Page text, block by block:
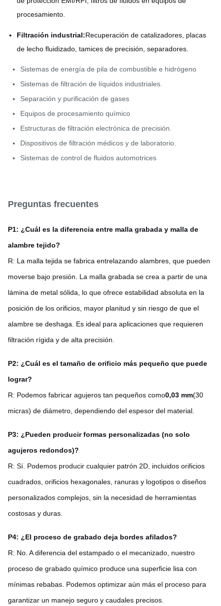
procesamiento.
Filtración industrial:Recuperación de catalizadores, placas
de lecho fluidizado, tamices de precisión, separadores.
Sistemas de energía de pila de combustible e hidrógeno
Sistemas de filtración de líquidos industriales.
Separación y purificación de gases
Equipos de procesamiento químico
Estructuras de filtración electrónica de precisión.
Dispositivos de filtración médicos y de laboratorio.
Sistemas de control de fluidos automotrices
Preguntas frecuentes
P1: ¿Cuál es la diferencia entre malla grabada y malla de
alambre tejido?
R: La malla tejida se fabrica entrelazando alambres, que pueden
moverse bajo presión. La malla grabada se crea a partir de una
lámina de metal sólida, lo que ofrece estabilidad absoluta en la
posición de los orificios, mayor planitud y sin riesgo de que el
alambre se deshaga. Es ideal para aplicaciones que requieren
filtración rígida y de alta precisión.
P2: ¿Cuál es el tamaño de orificio más pequeño que puede
lograr?
R: Podemos fabricar agujeros tan pequeños como0,03 mm(30
micras) de diámetro, dependiendo del espesor del material.
P3: ¿Pueden producir formas personalizadas (no solo
agujeros redondos)?
R: Sí. Podemos producir cualquier patrón 2D, incluidos orificios
cuadrados, orificios hexagonales, ranuras y logotipos o diseños
personalizados complejos, sin la necesidad de herramientas
costosas y duras.
P4: ¿El proceso de grabado deja bordes afilados?
R: No. A diferencia del estampado o el mecanizado, nuestro
proceso de grabado químico produce una superficie lisa con
mínimas rebabas. Podemos optimizar aún más el proceso para
garantizar un manejo seguro y caudales precisos.